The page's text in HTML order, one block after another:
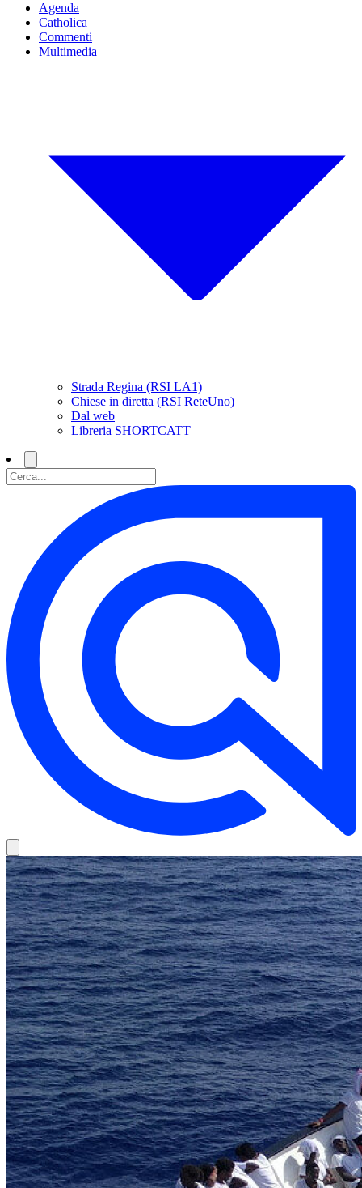
Agenda
Catholica
Commenti
Multimedia
Strada Regina (RSI LA1)
Chiese in diretta (RSI ReteUno)
Dal web
Libreria SHORTCATT